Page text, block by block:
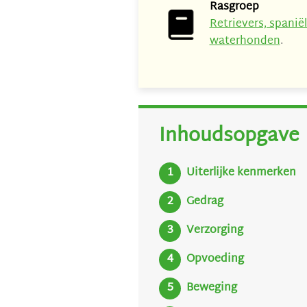
Rasgroep
Retrievers,
waterhonden.
Inhoudsopgave
Uiterlijke kenmerken
Gedrag
Verzorging
Opvoeding
Beweging